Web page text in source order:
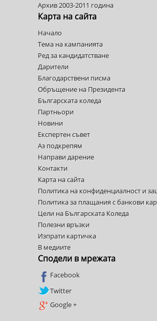
Архив 2003-2011 година
Карта на сайта
Начало
Тема на кампанията
Ред за кандидатстване
Дарители
Благодарствени писма
Обръщение на Президента
Българската коледа
Партньори
Новини
Експертен съвет
Аз подкрепям
Направи дарение
Контакти
Карта на сайта
Политика на конфиденциалност и
Политика за плащания с банкови
Цели на Българската Коледа
Полезни връзки
Изпрати картичка
В медиите
Сподели в мрежата
Facebook
Twitter
Google +